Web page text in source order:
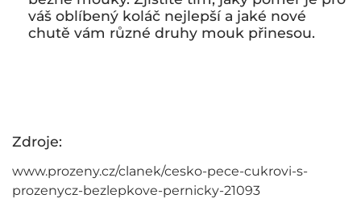
váš oblíbený koláč nejlepší a jaké nové
chutě vám různé druhy mouk přinesou.
Zdroje:
www.prozeny.cz/clanek/cesko-pece-cukrovi-s-
prozenycz-bezlepkove-pernicky-21093